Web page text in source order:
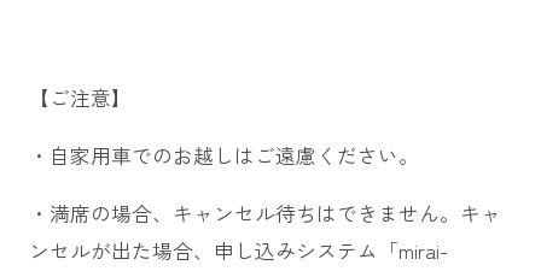
【ご注意】
・自家用車でのお越しはご遠慮ください。
・満席の場合、キャンセル待ちはできません。キャ
ンセルが出た場合、申し込みシステム「mirai-